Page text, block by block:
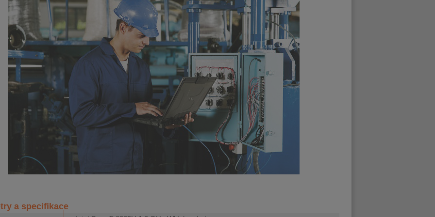
a specifikace